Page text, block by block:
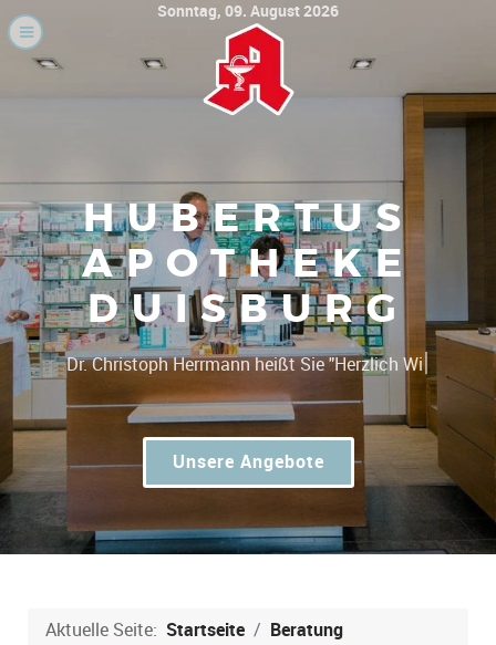
Sonntag, 09. August 2026
HUBERTUS
APOTHEKE
DUISBURG
|
Unsere Angebote
Aktuelle Seite: Startseite
Beratung